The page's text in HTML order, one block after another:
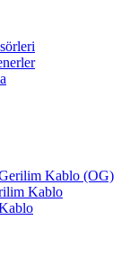
Kablo (OG)
Kablo